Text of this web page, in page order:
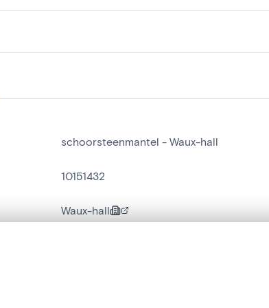
schoorsteenmantel - Waux-hall
10151432
Waux-hall